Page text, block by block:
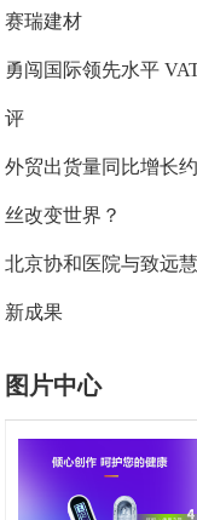
赛瑞建材
勇闯国际领先水平
评
外贸出货量同比增长
丝改变世界？
北京协和医院与致远
新成果
图片中心